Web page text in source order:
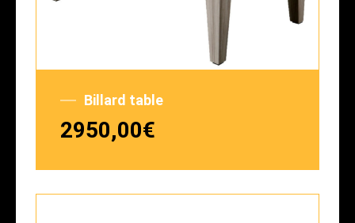
Billard table
2950,00€